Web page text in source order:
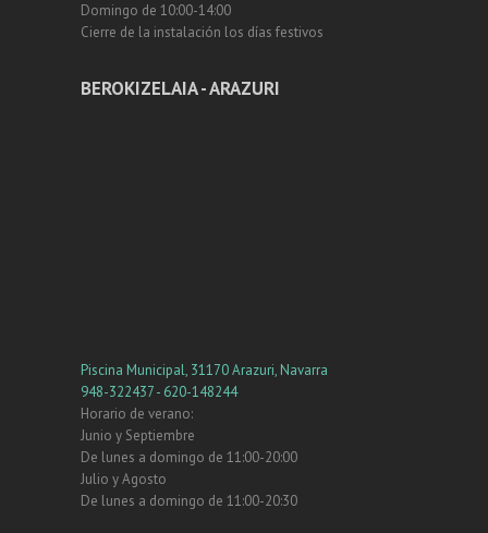
Domingo de 10:00-14:00
Cierre de la instalación los días festivos
BEROKIZELAIA - ARAZURI
Piscina Municipal, 31170 Arazuri, Navarra
948-322437 - 620-148244
Horario de verano:
Junio y Septiembre
De lunes a domingo de 11:00-20:00
Julio y Agosto
De lunes a domingo de 11:00-20:30